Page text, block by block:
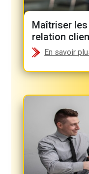
Maîtriser
relation
En savoir